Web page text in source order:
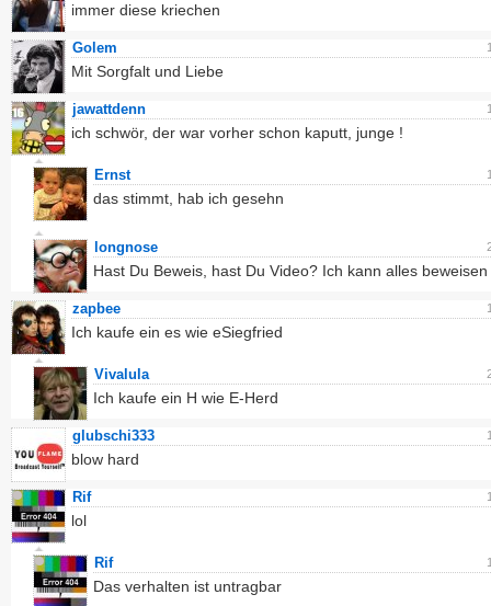
immer diese kriechen
Golem
Mit Sorgfalt und Liebe
jawattdenn
ich schwör, der war vorher schon kaputt, junge !
Ernst
das stimmt, hab ich gesehn
longnose
Hast Du Beweis, hast Du Video? Ich kann alles beweisen
zapbee
Ich kaufe ein es wie eSiegfried
Vivalula
Ich kaufe ein H wie E-Herd
glubschi333
blow hard
Rif
lol
Rif
Das verhalten ist untragbar